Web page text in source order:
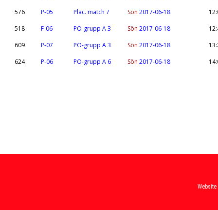
576
P-05 Plac. match 7 Sön 2017-06-18
518
F-06 PO-grupp A 3 Sön 2017-06-18
609
P-07 PO-grupp A 3 Sön 2017-06-18
624
P-06 PO-grupp A 6 Sön 2017-06-18